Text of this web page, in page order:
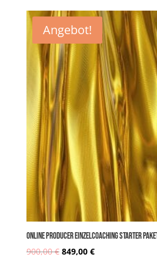
Preis
war:
1.800,00 €
Preis
ist:
Angebot!
Online PRODUCER Einzelcoaching STARTER
900,00€ 849,00 €